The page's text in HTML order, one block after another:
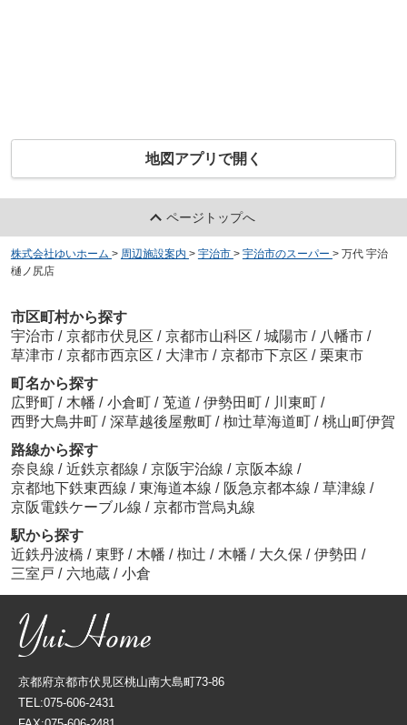
地図アプリで開く
ページトップへ
株式会社ゆいホーム > 周辺施設案内 > 宇治市 > 宇治市のスーパー > 万代 宇治
樋ノ尻店
市区町村から探す
宇治市 / 京都市伏見区 / 京都市山科区 / 城陽市 / 八幡市 /
草津市 / 京都市西京区 / 大津市 / 京都市下京区 / 栗東市
町名から探す
広野町 / 木幡 / 小倉町 / 莵道 / 伊勢田町 / 川東町 /
西野大鳥井町 / 深草越後屋敷町 / 椥辻草海道町 / 桃山町伊賀
路線から探す
奈良線 / 近鉄京都線 / 京阪宇治線 / 京阪本線 /
京都地下鉄東西線 / 東海道本線 / 阪急京都本線 / 草津線 /
京阪電鉄ケーブル線 / 京都市営烏丸線
駅から探す
近鉄丹波橋 / 東野 / 木幡 / 椥辻 / 木幡 / 大久保 / 伊勢田 /
三室戸 / 六地蔵 / 小倉
京都府京都市伏見区桃山南大島町73-86
TEL:075-606-2431